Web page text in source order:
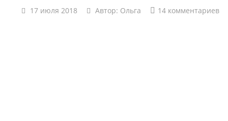
17 июля 2018 Автор: Ольга 14 комментариев